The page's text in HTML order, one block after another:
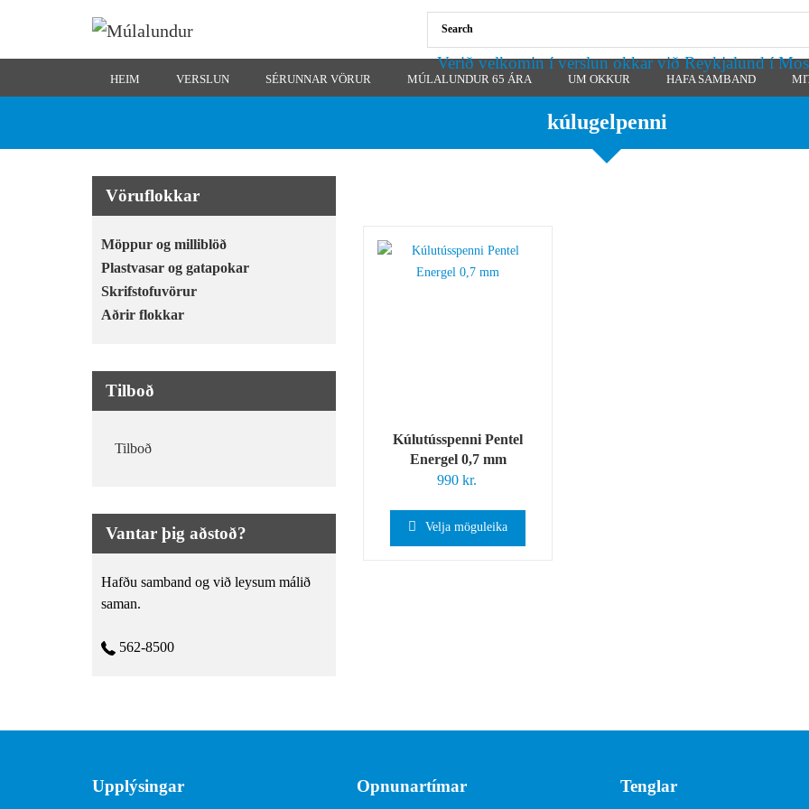
Verið velkomin í verslun okkar við Reykjalund í
HEIM VERSLUN SÉRUNNAR VÖRUR MÚLALUNDUR 65 ÁRA UM OKKUR HAFA SAMBAND
kúlugelpenni
Kúlutússpenni Pentel
Energel 0,7 mm
990 kr.
Velja möguleika
Vöruflokkar
Möppur og milliblöð
Plastvasar og gatapokar
Skrifstofuvörur
Aðrir flokkar
Tilboð
Tilboð
Vantar þig aðstoð?
Hafðu samband og við leysum málið
saman.
562-8500
Upplýsingar Opnunartímar Tenglar